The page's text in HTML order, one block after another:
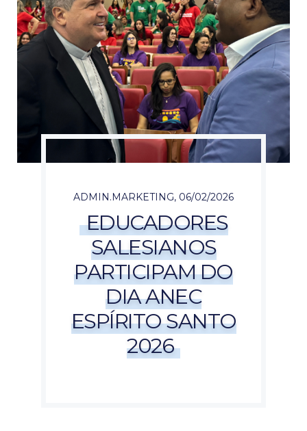
ADMIN.MARKETING, 06/02/2026
EDUCADORES
SALESIANOS
PARTICIPAM DO
DIA ANEC
ESPÍRITO SANTO
2026